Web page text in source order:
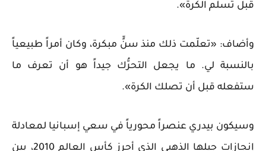
قبل تسلُّم الكرة».
وأضاف: «تعلّمت ذلك منذ سنٍّ مبكرة، وكان أمراً طبيعياً
بالنسبة لي. ما يجعل التحرُّك جيداً هو أن تعرف ما
ستفعله قبل أن تصلك الكرة».
وسيكون بيدري عنصراً محورياً في سعي إسبانيا لمعادلة
إنجازات جيلها الذهبي الذي أحرز كأس العالم 2010، بين